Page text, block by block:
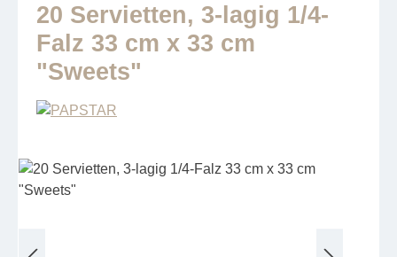
20 Servietten, 3-lagig 1/4-
Falz 33 cm x 33 cm
"Sweets"
Bildergalerie überspringen